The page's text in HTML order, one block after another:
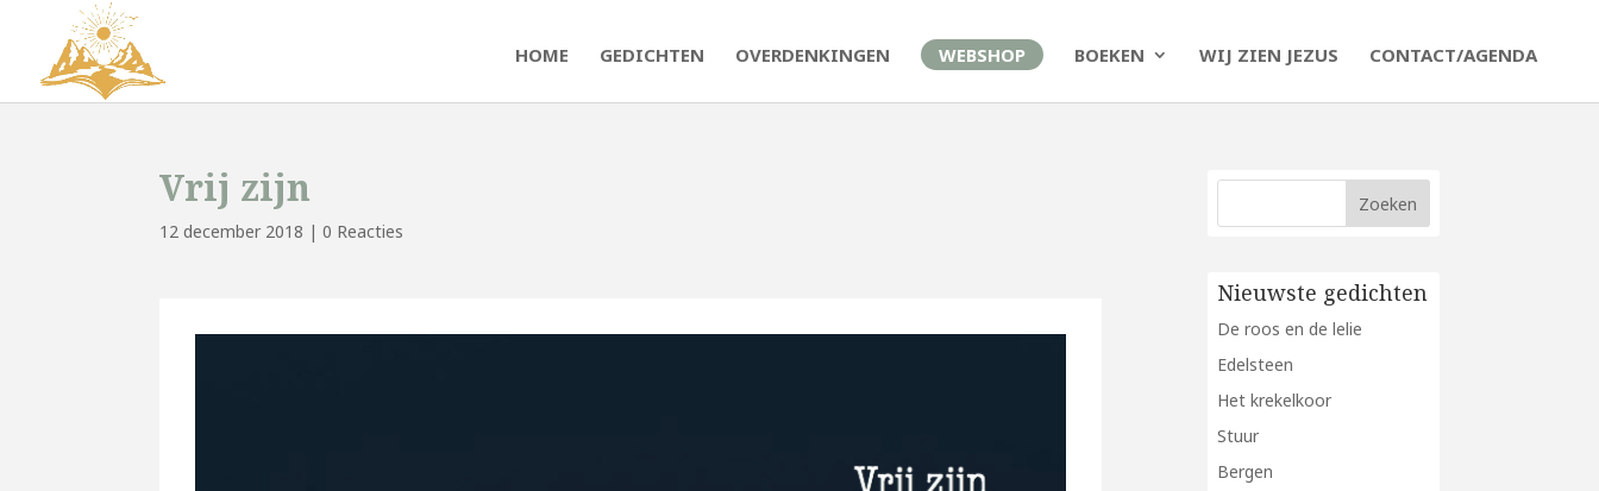
HOME GEDICHTEN OVERDENKINGEN WEBSHOP BOEKEN WIJ ZIEN JEZUS CONTACT/AGENDA
Vrij zijn
12 december 2018 |0 Reacties
Nieuwste gedichten
De roos en de lelie
Edelsteen
Het krekelkoor
Stuur
Bergen